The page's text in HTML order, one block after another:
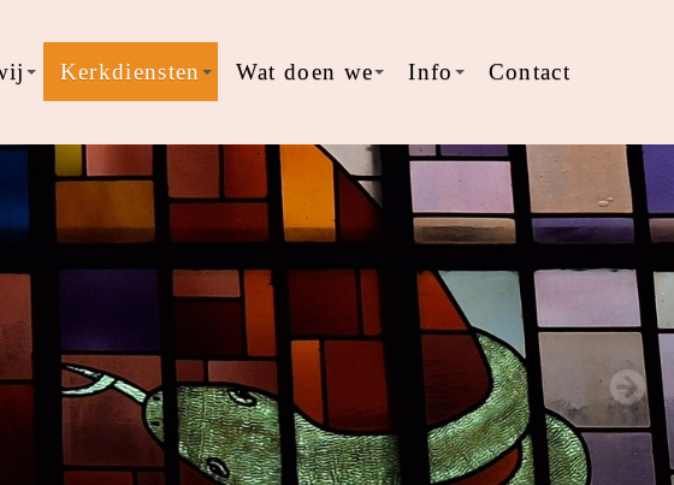
Kerkdiensten Wat doen we Info Contact